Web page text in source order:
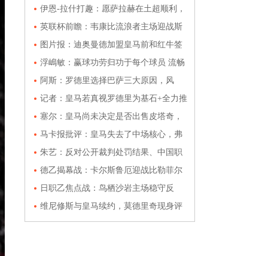
牙，就该放弃合办世界杯
伊恩-拉什打趣：愿萨拉赫在土超顺利，
我的进球纪录暂时安全
英联杯前瞻：韦康比流浪者主场迎战斯
蒂文尼奇，菜鸡互啄暗藏什么玄机？
图片报：迪奥曼德加盟皇马前和红牛签
订3年合约，成为合作方
浮嶋敏：赢球功劳归功于每个球员 流畅
进攻还是从严密防守开始
阿斯：罗德里选择巴萨三大原因，风
格、瓜帅影响与国家队队友
记者：皇马若真视罗德里为基石+全力推
动转会，他早就加盟了
塞尔：皇马尚未决定是否出售皮塔奇，
有合适报价不排除放人
马卡报批评：皇马失去了中场核心，弗
洛伦蒂诺需要解释
朱艺：反对公开裁判处罚结果、中国职
业联赛公开争议判罚评议结果
德乙揭幕战：卡尔斯鲁厄迎战比勒菲尔
德，进攻对决谁能抢占先机？
日职乙焦点战：鸟栖沙岩主场稳守反
击，甲府风林客战难破铁桶阵
维尼修斯与皇马续约，莫德里奇现身评
论区：❤️💪🏻